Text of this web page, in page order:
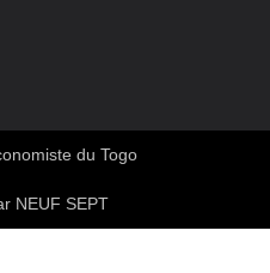
du Togo
NEUF SEPT